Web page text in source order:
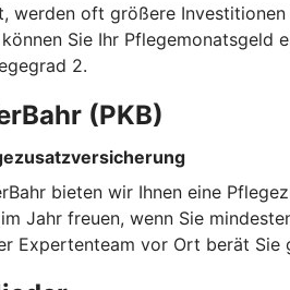
werden oft größere
Sie Ihr
2.
(PKB)
bieten wir Ihnen eine
Jahr freuen, wenn Sie
Expertenteam vor Ort berät Sie